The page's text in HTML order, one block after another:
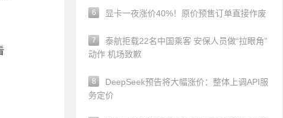
6 显卡一夜涨价40%！原价预售订单直接作废
7
泰航拒载22名中国乘客 安保人员做“拉眼角”
动作 机场致歉
8
DeepSeek预告将大幅涨价：整体上调API服
务定价